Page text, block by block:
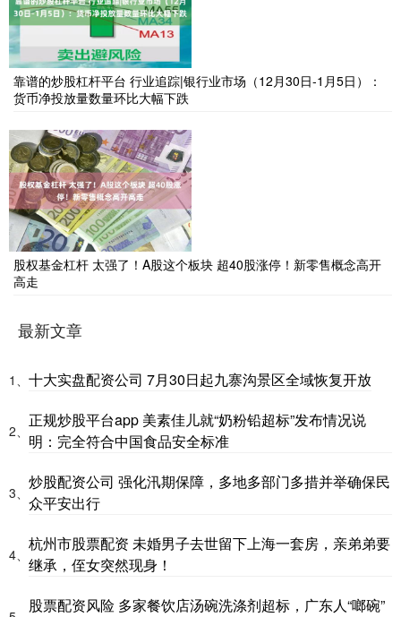
靠谱的炒股杠杆平台 行业追踪|银行业市场（12月30日-1月5日）：
货币净投放量数量环比大幅下跌
股权基金杠杆 太强了！A股这个板块 超40股涨停！新零售概念高开
高走
最新文章
1、 十大实盘配资公司 7月30日起九寨沟景区全域恢复开放
2、
正规炒股平台app 美素佳儿就“奶粉铅超标”发布情况说
明：完全符合中国食品安全标准
3、
炒股配资公司 强化汛期保障，多地多部门多措并举确保民
众平安出行
4、
杭州市股票配资 未婚男子去世留下上海一套房，亲弟弟要
继承，侄女突然现身！
股票配资风险 多家餐饮店汤碗洗涤剂超标，广东人“啷碗”